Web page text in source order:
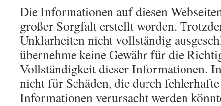
Die Informationen auf diesen
großer Sorgfalt erstellt worden.
Unklarheiten nicht vollständig
übernehme keine Gewähr für die
Vollständigkeit dieser Informationen.
nicht für Schäden, die durch
Informationen verursacht werden